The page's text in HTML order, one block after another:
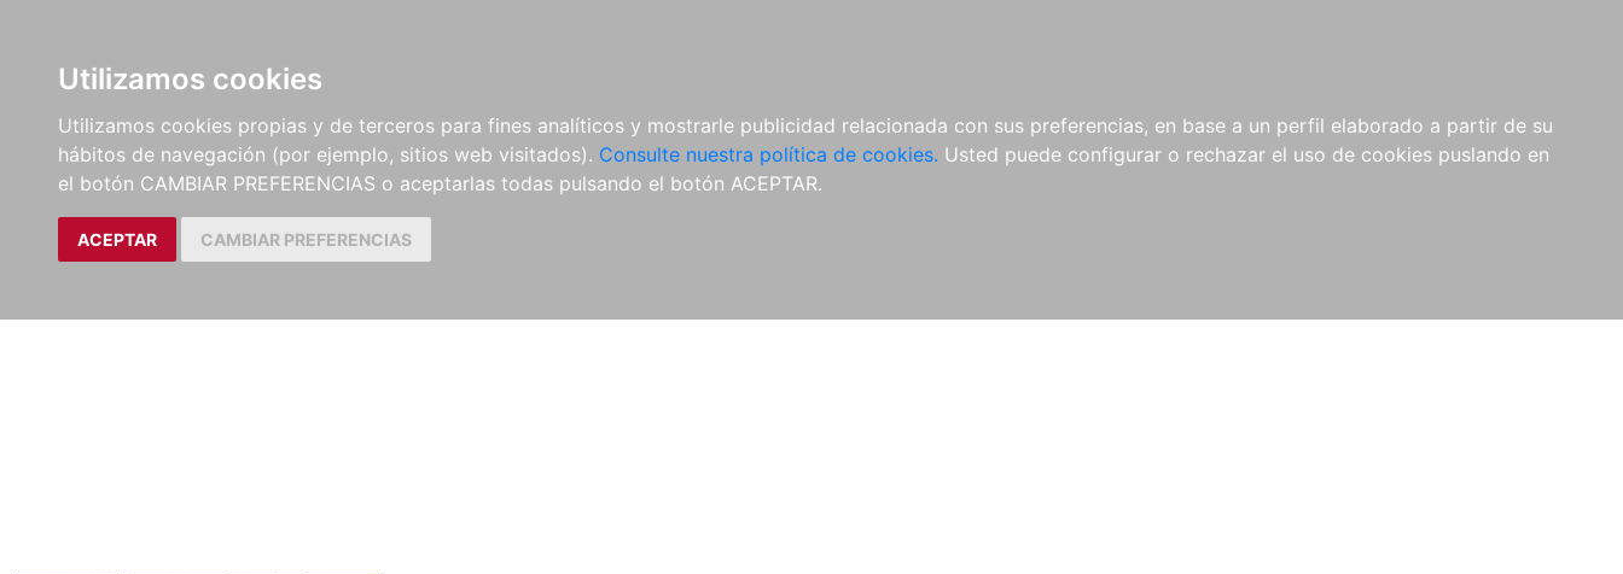
Utilizamos cookies
Utilizamos cookies propias y de terceros para fines analíticos y mostrarle publicidad relacionada con sus preferencias, en base a un perfil elaborado a partir de su
hábitos de navegación (por ejemplo, sitios web visitados). Consulte nuestra política de cookies. Usted puede configurar o rechazar el uso de cookies puslando en
el botón CAMBIAR PREFERENCIAS o aceptarlas todas pulsando el botón ACEPTAR.
ACEPTAR CAMBIAR PREFERENCIAS